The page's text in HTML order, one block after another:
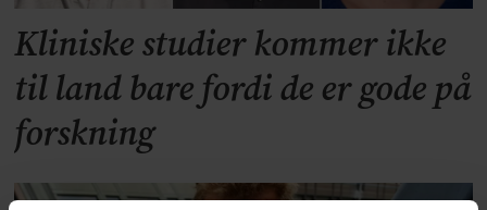
Kliniske studier kommer ikke
til land bare fordi de er gode på
forskning